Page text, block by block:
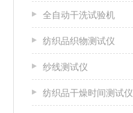
全自动干洗试验机
纺织品织物测试仪
纱线测试仪
纺织品干燥时间测试仪